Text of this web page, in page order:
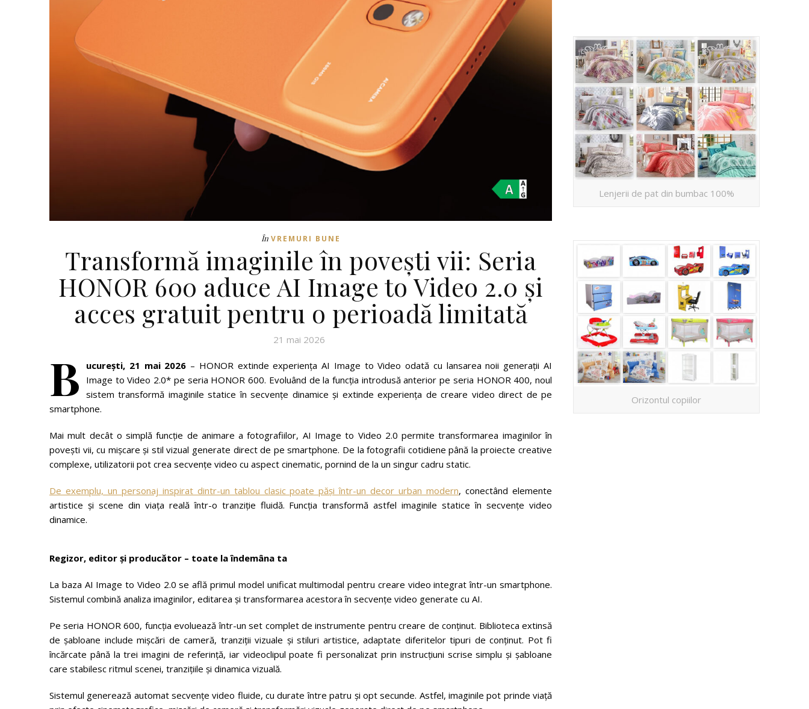
În VREMURI BUNE
Transformă imaginile în povești vii: Seria
HONOR 600 aduce AI Image to Video 2.0 și
acces gratuit pentru o perioadă limitată
21 mai 2026
B ucurești, 21 mai 2026 – HONOR extinde experiența AI Image to Video odată cu lansarea noii generații AI
Image to Video 2.0* pe seria HONOR 600. Evoluând de la funcția introdusă anterior pe seria HONOR 400, noul
sistem transformă imaginile statice în secvențe dinamice și extinde experiența de creare video direct de pe
smartphone.
Mai mult decât o simplă funcție de animare a fotografiilor, AI Image to Video 2.0 permite transformarea imaginilor în
povești vii, cu mișcare și stil vizual generate direct de pe smartphone. De la fotografii cotidiene până la proiecte creative
complexe, utilizatorii pot crea secvențe video cu aspect cinematic, pornind de la un singur cadru static.
De exemplu, un personaj inspirat dintr-un tablou clasic poate păși într-un decor urban modern, conectând elemente
artistice și scene din viața reală într-o tranziție fluidă. Funcția transformă astfel imaginile statice în secvențe video
dinamice.
Regizor, editor și producător – toate la îndemâna ta
La baza AI Image to Video 2.0 se află primul model unificat multimodal pentru creare video integrat într-un smartphone.
Sistemul combină analiza imaginilor, editarea și transformarea acestora în secvențe video generate cu AI.
Pe seria HONOR 600, funcția evoluează într-un set complet de instrumente pentru creare de conținut. Biblioteca extinsă
de șabloane include mișcări de cameră, tranziții vizuale și stiluri artistice, adaptate diferitelor tipuri de conținut. Pot fi
încărcate până la trei imagini de referință, iar videoclipul poate fi personalizat prin instrucțiuni scrise simplu și șabloane
care stabilesc ritmul scenei, tranzițiile și dinamica vizuală.
Sistemul generează automat secvențe video fluide, cu durate între patru și opt secunde. Astfel, imaginile pot prinde viață
Lenjerii de pat din bumbac 100%
Orizontul copiilor